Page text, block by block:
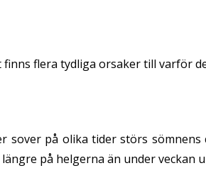
flera tydliga orsaker till varför
på olika tider störs sömnens
på helgerna än under veckan